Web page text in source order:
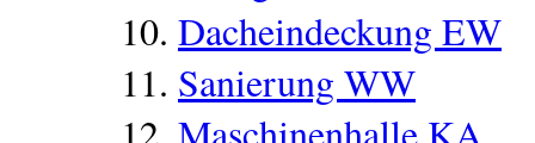
Dacheindeckung EW
Sanierung WW
Maschinenhalle KA